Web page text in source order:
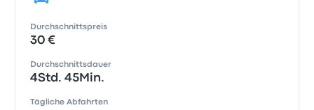
Durchschnittspreis
30 €
Durchschnittsdauer
4Std. 45Min.
Tägliche Abfahrten